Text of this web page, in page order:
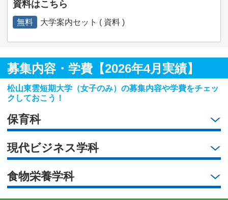
資料はこちら
無料 大学案内セット ( 資料 )
募集内容・学費【2026年4月実績】
松山東雲短期大学（女子のみ）の募集内容や学費をチェッ
クしておこう！
保育科
現代ビジネス学科
食物栄養学科